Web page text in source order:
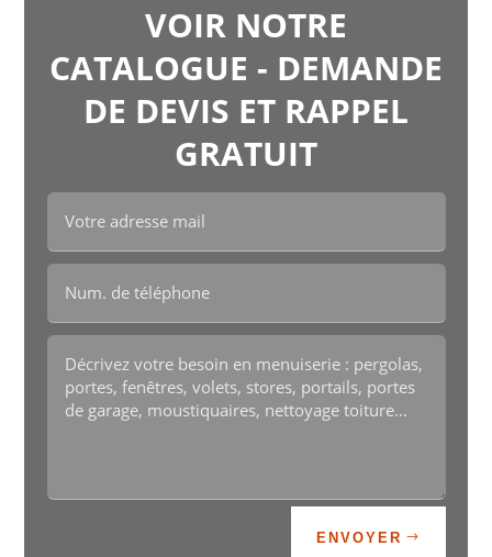
VOIR NOTRE
CATALOGUE - DEMANDE
DE DEVIS ET RAPPEL
GRATUIT
ENVOYER